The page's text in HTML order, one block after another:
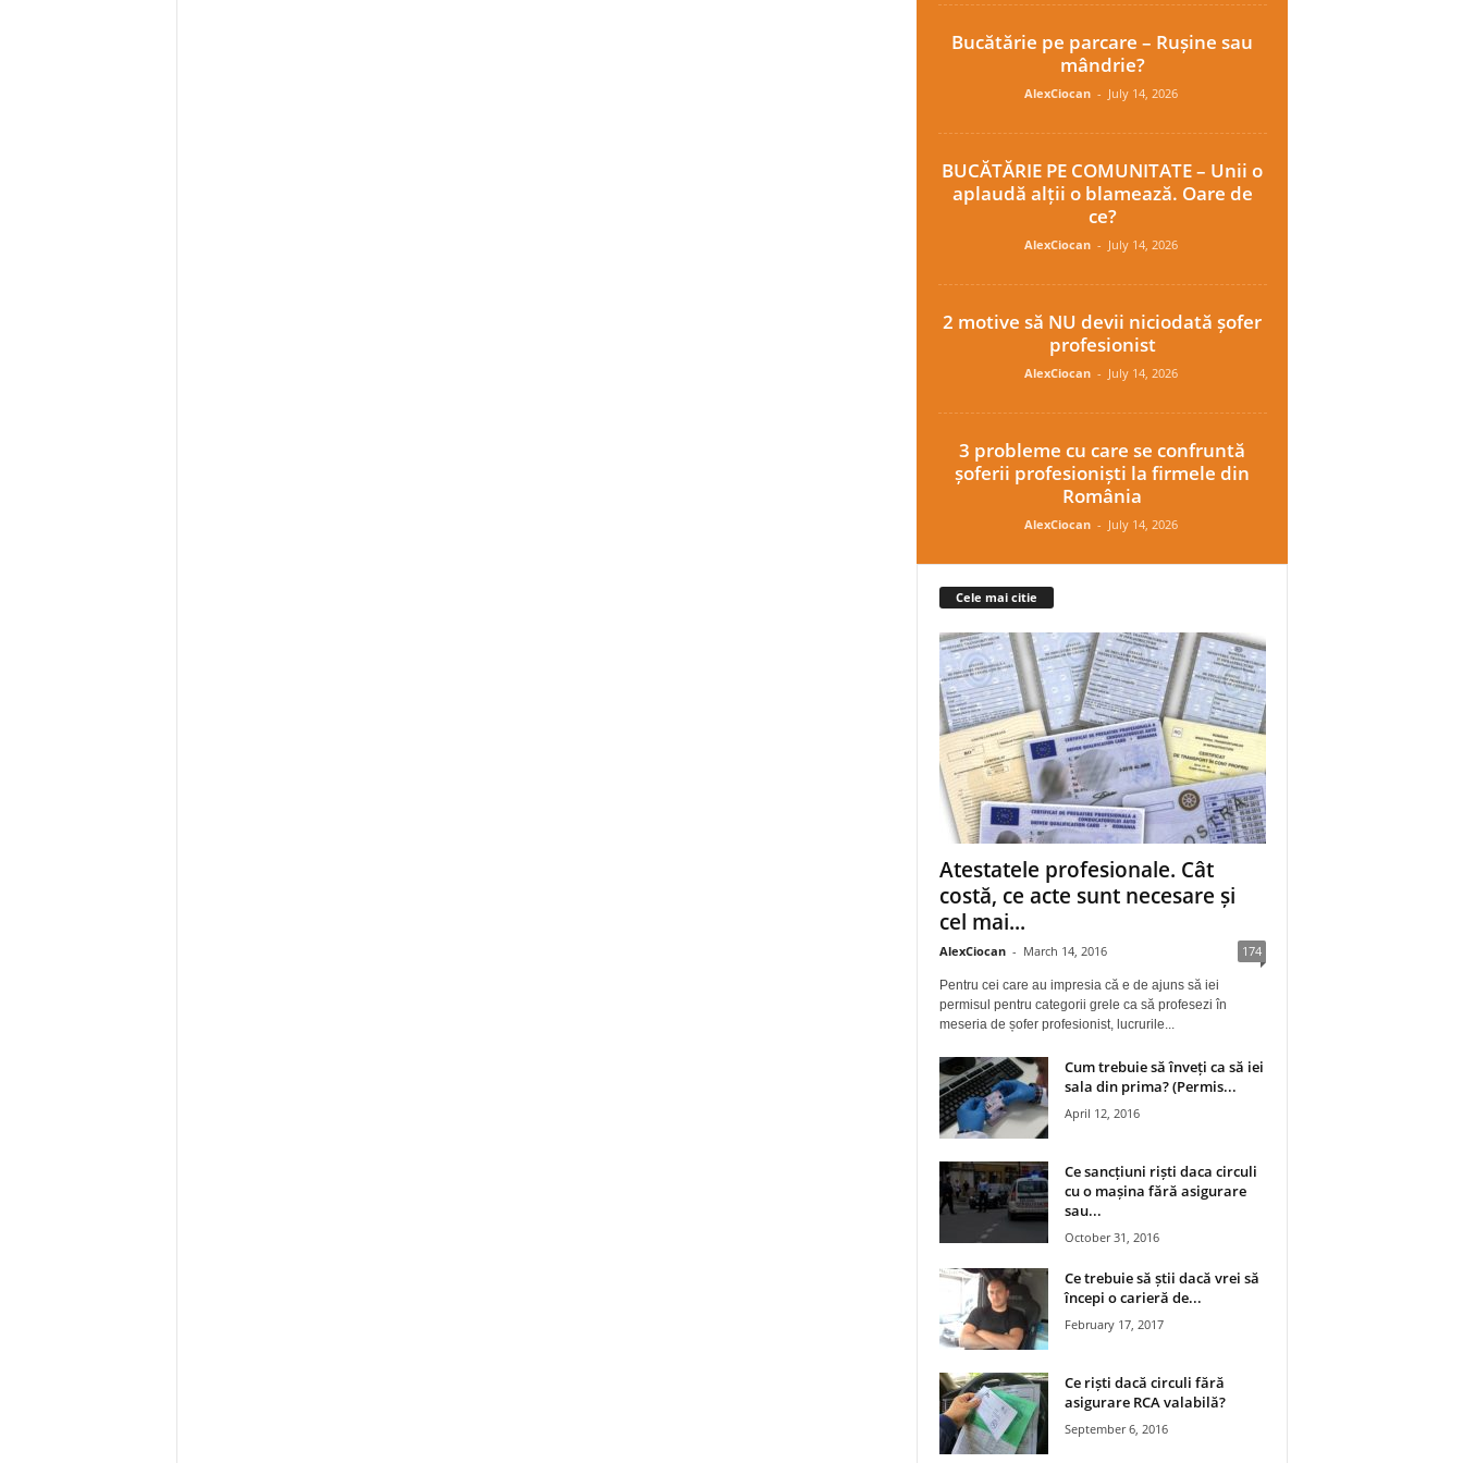
Bucătărie pe parcare – Rușine sau
mândrie?
AlexCiocan - July 14, 2026
BUCĂTĂRIE PE COMUNITATE – Unii o
aplaudă alții o blamează. Oare de
ce?
AlexCiocan - July 14, 2026
2 motive să NU devii niciodată șofer
profesionist
AlexCiocan - July 14, 2026
3 probleme cu care se confruntă
șoferii profesioniști la firmele din
România
AlexCiocan - July 14, 2026
Cele mai citie
Atestatele profesionale. Cât
costă, ce acte sunt necesare și
cel mai...
AlexCiocan - March 14, 2016 174
Pentru cei care au impresia că e de ajuns să iei
permisul pentru categorii grele ca să profesezi în
meseria de șofer profesionist, lucrurile...
Cum trebuie să înveți ca să iei
sala din prima? (Permis...
April 12, 2016
Ce sancțiuni riști daca circuli
cu o mașina fără asigurare
sau...
October 31, 2016
Ce trebuie să știi dacă vrei să
începi o carieră de...
February 17, 2017
Ce riști dacă circuli fără
asigurare RCA valabilă?
September 6, 2016